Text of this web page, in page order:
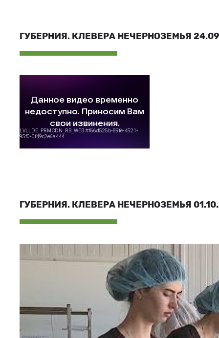
ГУБЕРНИЯ. КЛЕВЕРА НЕЧЕРНОЗЕМЬЯ
ГУБЕРНИЯ. КЛЕВЕРА НЕЧЕРНОЗЕМЬЯ